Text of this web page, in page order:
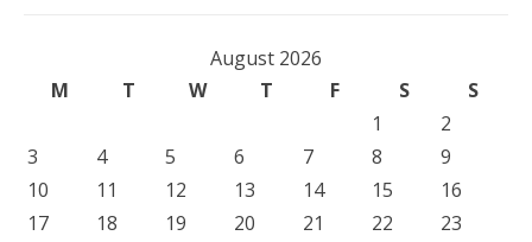
August 2026
M
T W T F S
S
1
2
3
4 5 6 7 8
9
10
11 12 13 14 15
16
17
18 19 20 21 22
23